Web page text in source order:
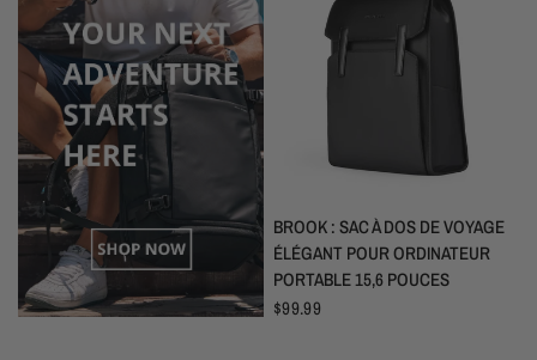
APERÇU RAPIDE
BROOK : SAC À DOS DE VOYAGE
ÉLÉGANT POUR ORDINATEUR
PORTABLE 15,6 POUCES
$99.99